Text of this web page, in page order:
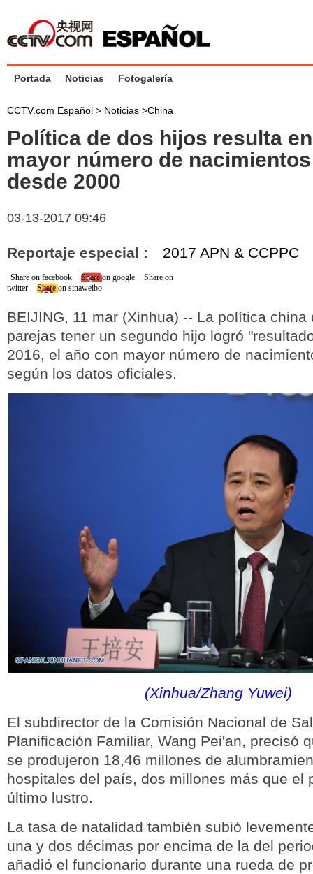
Portada Noticias Fotogalería
CCTV.com Español > Noticias >China
Política de dos hijos resulta
mayor número de
desde 2000
03-13-2017 09:46
Reportaje especial : 2017 APN & CCPPC
Share on facebook Share on google
Share on
twitter
Share on sinaweibo
BEIJING, 11 mar (Xinhua) -- La política china
parejas tener un segundo hijo logró
2016, el año con mayor número de
según los datos oficiales.
(Xinhua/Zhang Yuwei)
El subdirector de la Comisión Nacional de
Planificación Familiar, Wang Pei'an, precisó
se produjeron 18,46 millones de
hospitales del país, dos millones más que el
último lustro.
La tasa de natalidad también subió
una y dos décimas por encima de la del
añadió el funcionario durante una rueda de